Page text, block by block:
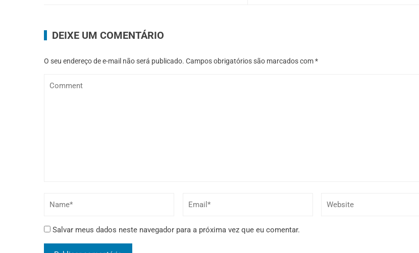
DEIXE UM COMENTÁRIO
O seu endereço de e-mail não será publicado. Campos obrigatórios são marcados com*
Salvar meus dados neste navegador para a próxima vez que eu comentar.